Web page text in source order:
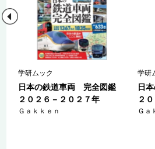
学研ムック
日本の鉄道車両 完全図鑑
２０２６－２０２７年
Ｇａｋｋｅｎ
学研
日
２
Ｇａ